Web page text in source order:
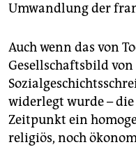
Umwandlung der
Auch wenn das von
Gesellschaftsbild
widerlegt wurde –
Zeitpunkt ein
religiös, noch